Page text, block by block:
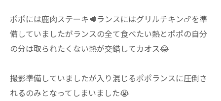
ポポには鹿肉ステーキ🥩ランスにはグリルチキン🍗を準
備していましたがランスの全て食べたい熱とポポの自分
の分は取られたくない熱が交錯してカオス😂
撮影準備していましたが入り混じるポポランスに圧倒さ
れるのみとなってしまいました😭